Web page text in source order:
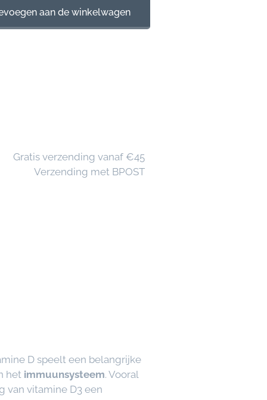
aan de winkelwagen
🚚 Gratis verzending vanaf €45
📦 Verzending met BPOST
D speelt een belangrijke
het immuunsysteem. Vooral
van vitamine D3 een